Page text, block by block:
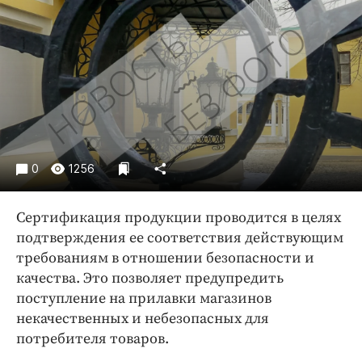
Криминал
Культура
Недвижимость и ЖКХ
Образование
Общество
Погода
Праздники
Происшествия
Экономика и бизнес
ПРОЕКТЫ
Блоги
Издания
Медиаперсона
0 1256
Сертификация продукции проводится в целях
подтверждения ее соответствия действующим
требованиям в отношении безопасности и
качества. Это позволяет предупредить
поступление на прилавки магазинов
некачественных и небезопасных для
потребителя товаров.